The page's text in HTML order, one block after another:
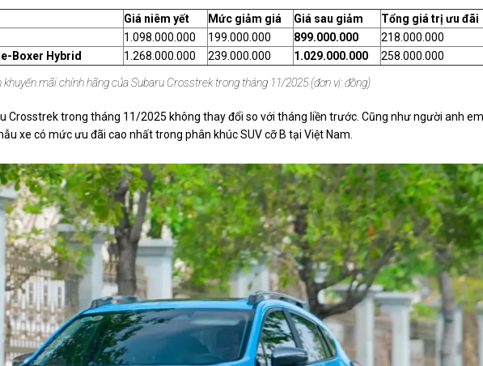
Giá niêm yết Mức giảm giá Giá sau giảm
Tổng giá trị ưu đãi
1.098.000.000 199.000.000 899.000.000
218.000.000
Boxer Hybrid
1.268.000.000 239.000.000 1.029.000.000 258.000.000
khuyến mãi chính hãng của Subaru Crosstrek trong tháng 11/2025 (đơn vị: đồng)
Crosstrek trong tháng 11/2025 không thay đổi so với tháng liền trước. Cũng như người anh em
xe có mức ưu đãi cao nhất trong phân khúc SUV cỡ B tại Việt Nam.